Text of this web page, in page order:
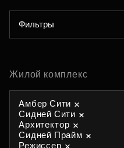
Фильтры
Жилой комплекс
Амбер Сити
Сидней Сити
Архитектор
Сидней Прайм
Режиссер